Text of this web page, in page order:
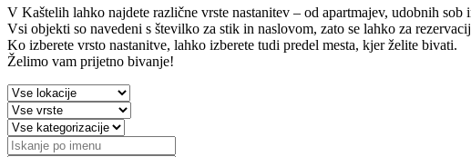
V Kaštelih lahko najdete različne vrste nastanitev – od apartmajev, udobnih
Vsi objekti so navedeni s številko za stik in naslovom, zato se lahko za
Ko izberete vrsto nastanitve, lahko izberete tudi predel mesta, kjer želite bivati.
Želimo vam prijetno bivanje!